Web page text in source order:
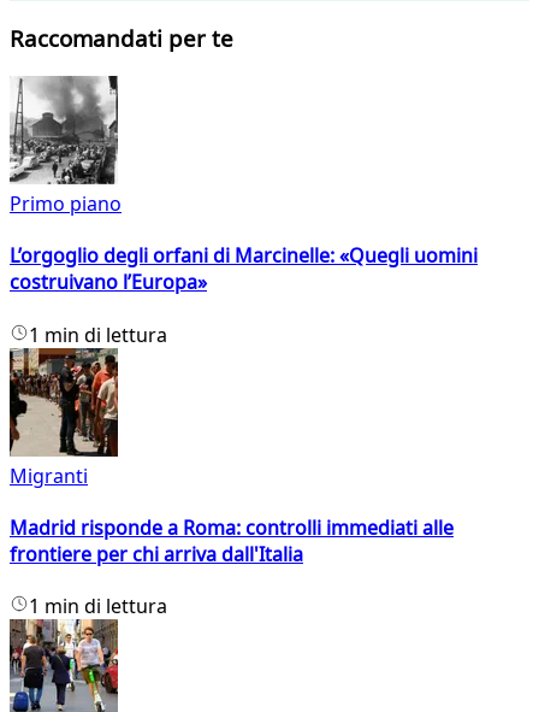
Raccomandati per te
Primo piano
L’orgoglio degli orfani di Marcinelle: «Quegli uomini
costruivano l’Europa»
1 min di lettura
Migranti
Madrid risponde a Roma: controlli immediati alle
frontiere per chi arriva dall'Italia
1 min di lettura